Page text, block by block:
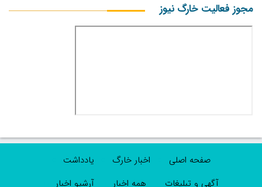
مجوز فعالیت خارگ نیوز
صفحه اصلی اخبار خارگ
یادداشت
آگهی و تبلیغات
همه اخبار آرشیو اخبار